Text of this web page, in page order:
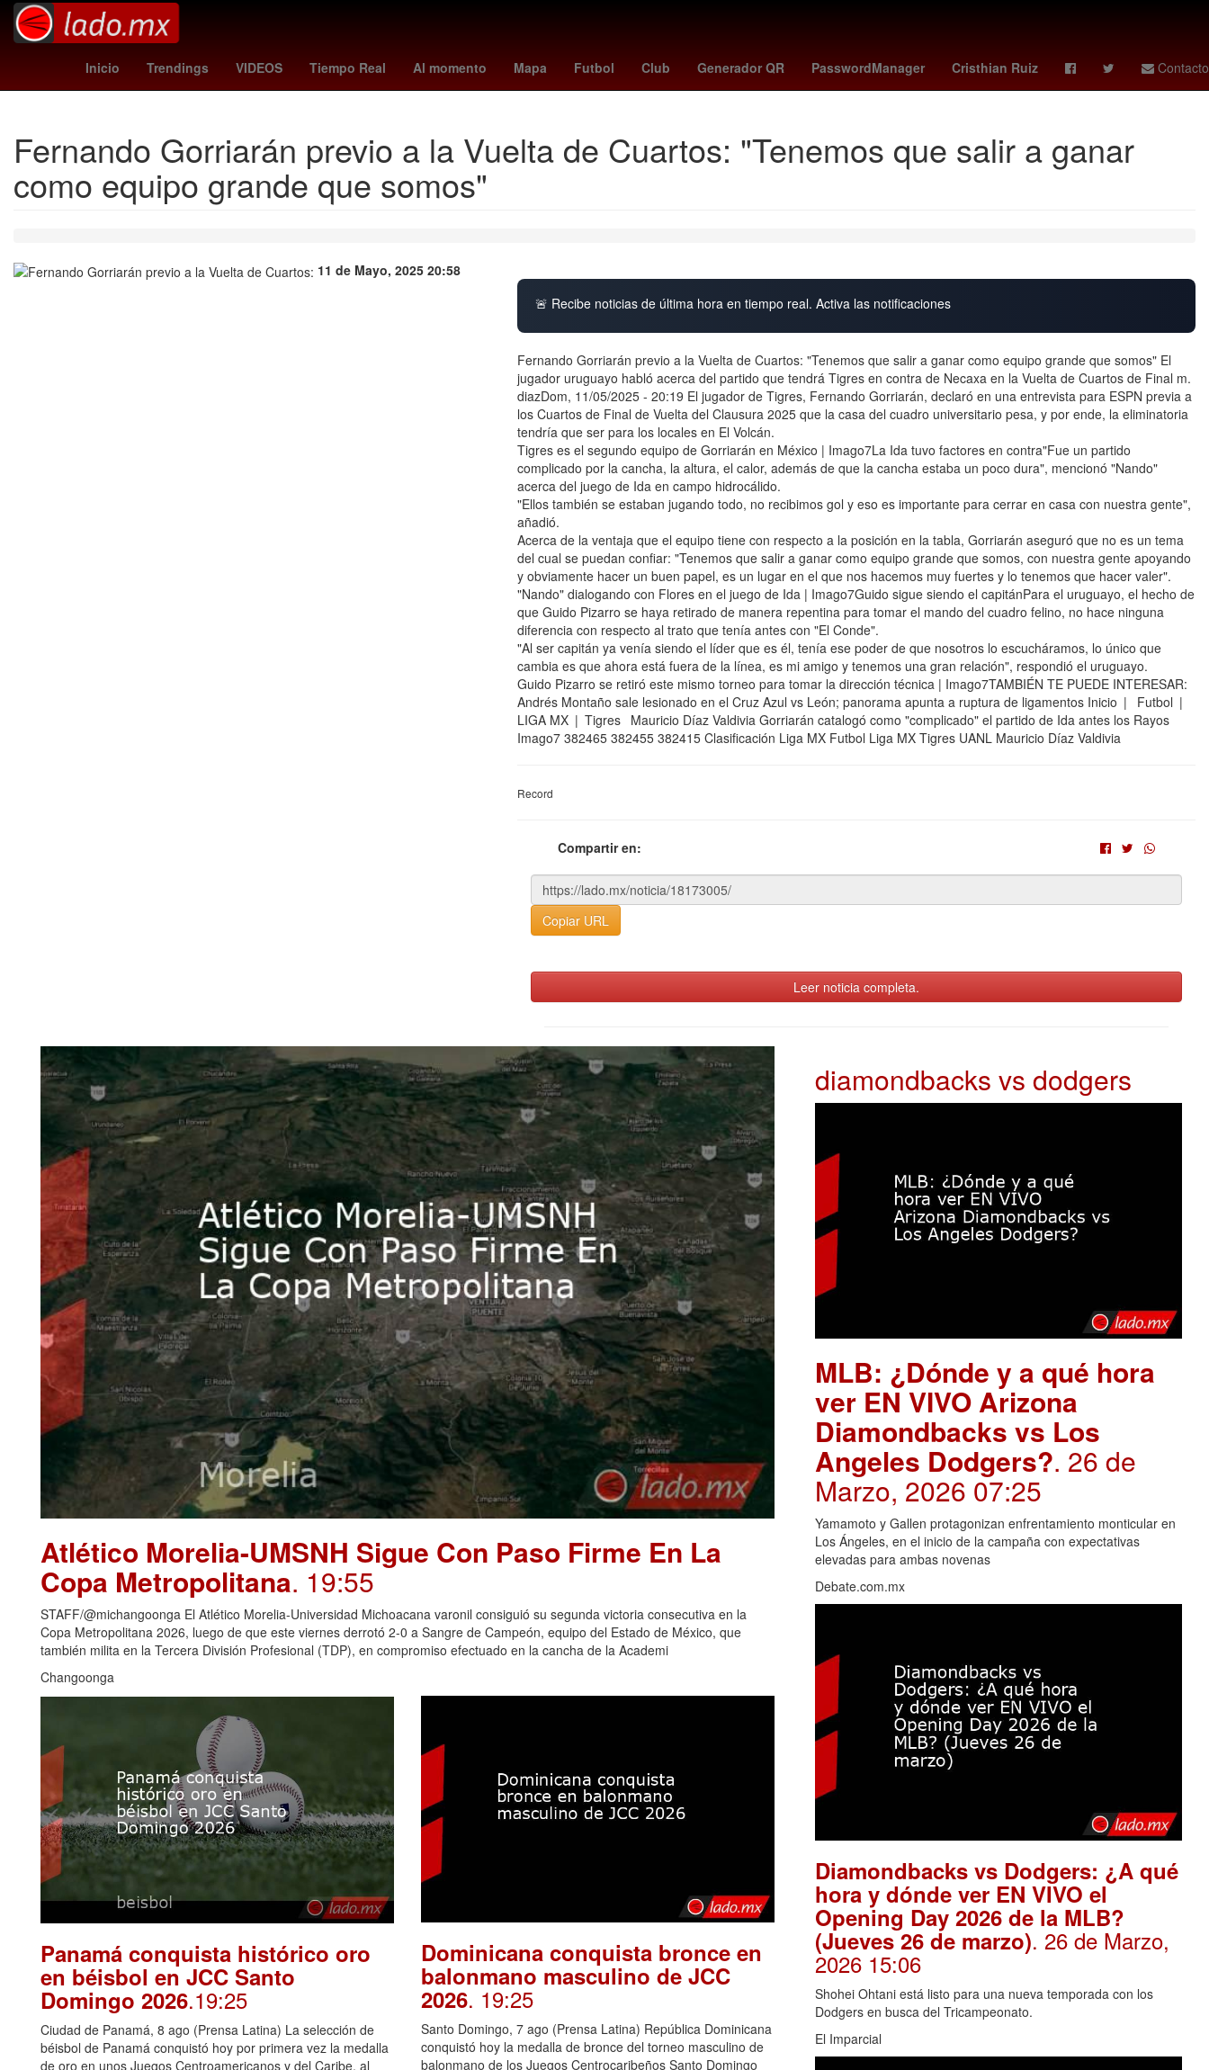
Inicio Trendings VIDEOS Tiempo Real Al momento Mapa Futbol Club Generador QR PasswordManager Cristhian Ruiz Contacto
España Pago China 15 de septiembre Ciudad López Mateos Agresión Aguascalientes Incendio Venezolanos ademola lookman
Fernando Gorriarán previo a la Vuelta de Cuartos: "Tenemos que salir a ganar
como equipo grande que somos"
11 de Mayo, 2025 20:58
🚨 Recibe noticias de última hora en tiempo real. Activa las notificaciones
Fernando Gorriarán previo a la Vuelta de Cuartos: "Tenemos que salir a ganar como equipo grande que somos" El
jugador uruguayo habló acerca del partido que tendrá Tigres en contra de Necaxa en la Vuelta de Cuartos de Final m.
diazDom, 11/05/2025 - 20:19 El jugador de Tigres, Fernando Gorriarán, declaró en una entrevista para ESPN previa a
los Cuartos de Final de Vuelta del Clausura 2025 que la casa del cuadro universitario pesa, y por ende, la eliminatoria
tendría que ser para los locales en El Volcán.
Tigres es el segundo equipo de Gorriarán en México | Imago7La Ida tuvo factores en contra"Fue un partido
complicado por la cancha, la altura, el calor, además de que la cancha estaba un poco dura", mencionó "Nando"
acerca del juego de Ida en campo hidrocálido.
"Ellos también se estaban jugando todo, no recibimos gol y eso es importante para cerrar en casa con nuestra gente",
añadió.
Acerca de la ventaja que el equipo tiene con respecto a la posición en la tabla, Gorriarán aseguró que no es un tema
del cual se puedan confiar: "Tenemos que salir a ganar como equipo grande que somos, con nuestra gente apoyando
y obviamente hacer un buen papel, es un lugar en el que nos hacemos muy fuertes y lo tenemos que hacer valer".
"Nando" dialogando con Flores en el juego de Ida | Imago7Guido sigue siendo el capitánPara el uruguayo, el hecho de
que Guido Pizarro se haya retirado de manera repentina para tomar el mando del cuadro felino, no hace ninguna
diferencia con respecto al trato que tenía antes con "El Conde".
"Al ser capitán ya venía siendo el líder que es él, tenía ese poder de que nosotros lo escucháramos, lo único que
cambia es que ahora está fuera de la línea, es mi amigo y tenemos una gran relación", respondió el uruguayo.
Guido Pizarro se retiró este mismo torneo para tomar la dirección técnica | Imago7TAMBIÉN TE PUEDE INTERESAR:
Andrés Montaño sale lesionado en el Cruz Azul vs León; panorama apunta a ruptura de ligamentos Inicio | Futbol |
LIGA MX | Tigres Mauricio Díaz Valdivia Gorriarán catalogó como "complicado" el partido de Ida antes los Rayos
Imago7 382465 382455 382415 Clasificación Liga MX Futbol Liga MX Tigres UANL Mauricio Díaz Valdivia
Record
Compartir en:
Copiar URL
Leer noticia completa.
Atlético Morelia-UMSNH Sigue Con Paso Firme En La
Copa Metropolitana. 19:55
STAFF/@michangoonga El Atlético Morelia-Universidad Michoacana varonil consiguió su segunda victoria consecutiva en la
Copa Metropolitana 2026, luego de que este viernes derrotó 2-0 a Sangre de Campeón, equipo del Estado de México, que
también milita en la Tercera División Profesional (TDP), en compromiso efectuado en la cancha de la Academi
Changoonga
Panamá conquista histórico oro
en béisbol en JCC Santo
Domingo 2026.19:25
Ciudad de Panamá, 8 ago (Prensa Latina) La selección de
béisbol de Panamá conquistó hoy por primera vez la medalla
de oro en unos Juegos Centroamericanos y del Caribe, al
Dominicana conquista bronce en
balonmano masculino de JCC
2026. 19:25
Santo Domingo, 7 ago (Prensa Latina) República Dominicana
conquistó hoy la medalla de bronce del torneo masculino de
balonmano de los Juegos Centrocaribeños Santo Domingo
diamondbacks vs dodgers
MLB: ¿Dónde y a qué hora
ver EN VIVO Arizona
Diamondbacks vs Los
Angeles Dodgers?. 26 de
Marzo, 2026 07:25
Yamamoto y Gallen protagonizan enfrentamiento monticular en
Los Ángeles, en el inicio de la campaña con expectativas
elevadas para ambas novenas
Debate.com.mx
Diamondbacks vs Dodgers: ¿A qué
hora y dónde ver EN VIVO el
Opening Day 2026 de la MLB?
(Jueves 26 de marzo). 26 de Marzo,
2026 15:06
Shohei Ohtani está listo para una nueva temporada con los
Dodgers en busca del Tricampeonato.
El Imparcial